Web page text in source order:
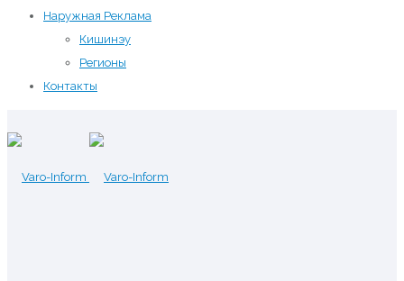
Наружная Реклама
Кишинэу
Регионы
Контакты